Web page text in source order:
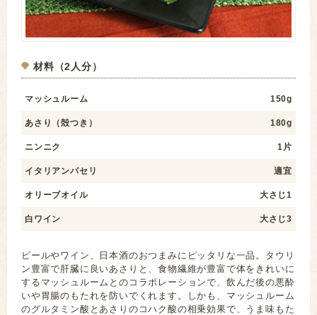
材料（2人分）
マッシュルーム 150g
あさり（殻つき） 180g
ニンニク 1片
イタリアンパセリ 適宜
オリーブオイル 大さじ1
白ワイン 大さじ3
ビールやワイン、日本酒のおつまみにピッタリな一品。タウリ
ン豊富で肝臓に良いあさりと、食物繊維が豊富で体をきれいに
するマッシュルームとのコラボレーションで、飲んだ後の悪酔
いや胃腸のもたれを防いでくれます。しかも、マッシュルーム
のグルタミン酸とあさりのコハク酸の相乗効果で、うま味もた